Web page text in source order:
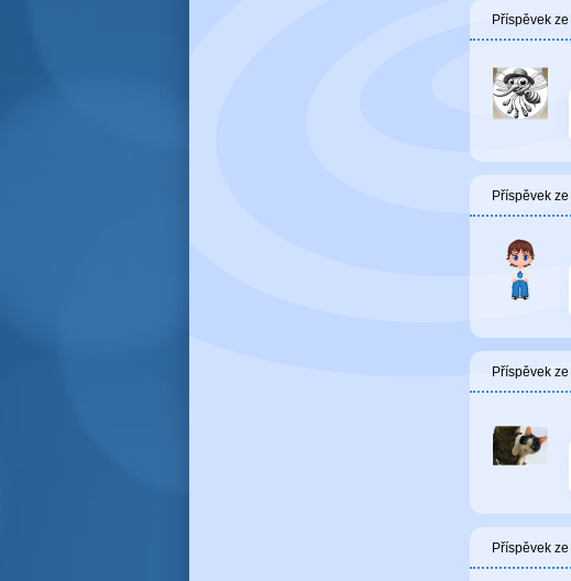
Příspěvek ze
Příspěvek ze
Příspěvek ze
Příspěvek ze